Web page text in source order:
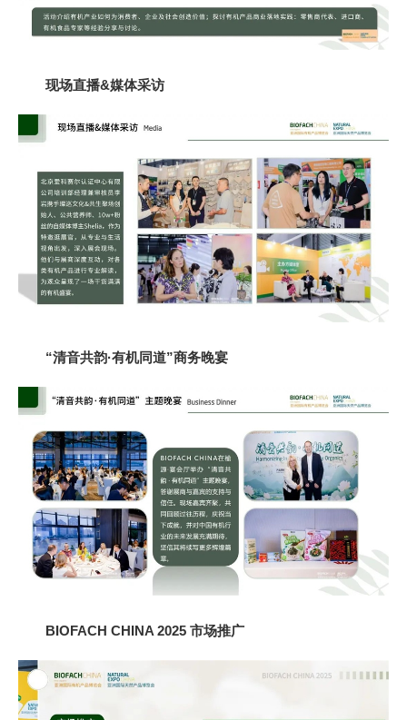
现场直播&媒体采访
“清音共韵·有机同道”商务晚宴
BIOFACH CHINA 2025 市场推广